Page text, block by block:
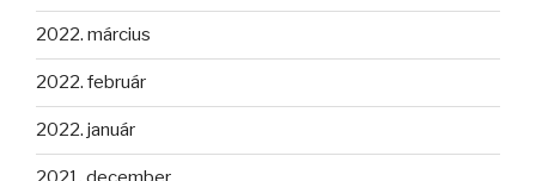
2022. március
2022. február
2022. január